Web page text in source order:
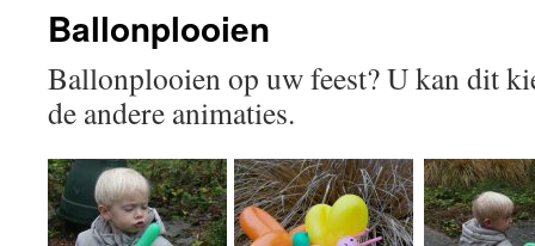
Ballonplooien
Ballonplooien op uw feest? U kan dit
de andere animaties.